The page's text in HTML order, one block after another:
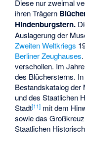
Diese nur zweimal
ihren Trägern
Hindenburgstern.
Auslagerung der
Zweiten Weltkriegs
Berliner Zeughauses
verschollen. Im
des Blüchersterns.
Bestandskatalog
und des Staatlichen
Stadt[11] mit dem
sowie das
Staatlichen